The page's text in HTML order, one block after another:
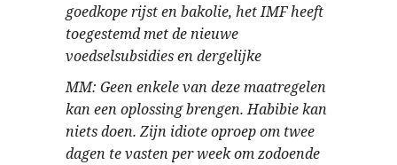
goedkope rijst en bakolie, het IMF heeft
toegestemd met de nieuwe
voedselsubsidies en dergelijke
MM: Geen enkele van deze maatregelen
kan een oplossing brengen. Habibie kan
niets doen. Zijn idiote oproep om twee
dagen te vasten per week om zodoende